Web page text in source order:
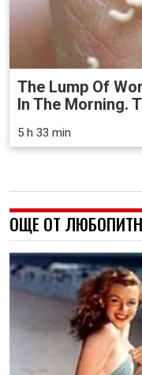
The Lump Of
In The Morning.
5 h 33 min
ОЩЕ ОТ